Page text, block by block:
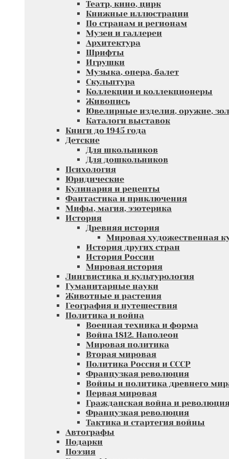
Театр, кино, цирк
Книжные иллюстрации
По странам и регионам
Музеи и галлереи
Архитектура
Шрифты
Игрушки
Музыка, опера, балет
Скульптура
Коллекции и коллекционеры
Живопись
Ювелирные изделия, оружие,
Каталоги выставок
Книги до 1945 года
Детские
Для школьников
Для дошкольников
Психология
Юридические
Кулинария и рецепты
Фантастика и приключения
Мифы, магия, эзотерика
История
Древняя история
Мировая художественная
История других стран
История России
Мировая история
Лингвистика и культурология
Гуманитарные науки
Животные и растения
География и путешествия
Политика и война
Военная техника и форма
Война 1812. Наполеон
Мировая политика
Вторая мировая
Политика Россия и СССР
Французкая революция
Войны и политика древнего
Первая мировая
Гражданская война и
Французкая революция
Тактика и стартегия войны
Автографы
Подарки
Поэзия